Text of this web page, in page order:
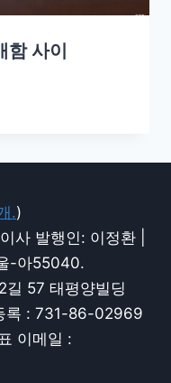
함 사이
.)
사 발행인: 이정환 |
-아55040.
57 태평양빌딩
록 : 731-86-02969
이메일 :